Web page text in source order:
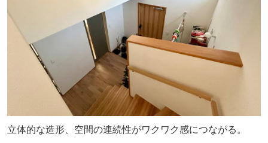
立体的な造形、空間の連続性がワクワク感につながる。